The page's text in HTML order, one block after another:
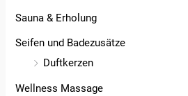
Sauna & Erholung
Seifen und Badezusätze
Duftkerzen
Wellness Massage